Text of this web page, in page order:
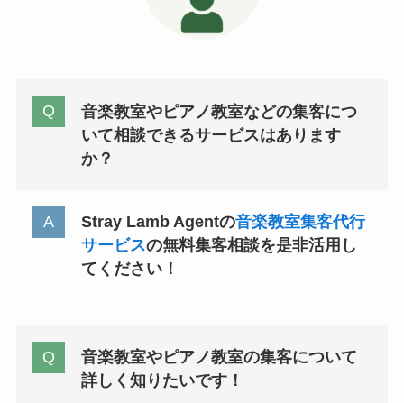
音楽教室やピアノ教室などの集客につ
いて相談できるサービスはあります
か？
Stray Lamb Agentの音楽教室集客代行
サービスの無料集客相談を是非活用し
てください！
音楽教室やピアノ教室の集客について
詳しく知りたいです！